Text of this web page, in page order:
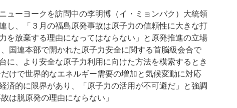
ューヨークを訪問中の李明博（イ・ミョンバク）大統領
し、「３月の福島原発事故は原子力の信頼性に大きな打
を放棄する理由になってはならない」と原発推進の立場
国連本部で開かれた原子力安全に関する首脳級会合で
に、より安全な原子力利用に向けた方法を模索するとき
けで世界的なエネルギー需要の増加と気候変動に対応
済的に限界があり、「原子力の活用が不可避だ」と強調
は脱原発の理由にならない」